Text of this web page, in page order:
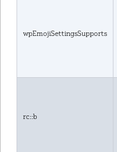
wpEmojiSettingsSupports
rc::b